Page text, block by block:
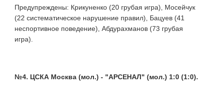
Предупреждены: Крикуненко (20 грубая игра), Мосейчук
(22 систематическое нарушение правил), Бацуев (41
неспортивное поведение), Абдурахманов (73 грубая
игра).
№4. ЦСКА Москва (мол.) - "АРСЕНАЛ" (мол.) 1:0 (1:0).